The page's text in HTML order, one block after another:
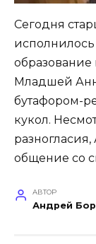
Сегодня
исполнилось
Младшей
бутафором-
кукол.
общение со
АВТОР
Андрей